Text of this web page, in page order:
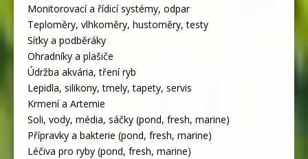
Monitorovací a řídicí systémy, odpar
Teploměry, vlhkoměry, hustoměry, testy
Síťky a podběráky
Ohradníky a plašiče
Údržba akvária, tření ryb
Lepidla, silikony, tmely, tapety, servis
Krmení a Artemie
Soli, vody, média, sáčky (pond, fresh, marine)
Přípravky a bakterie (pond, fresh, marine)
Léčiva pro ryby (pond, fresh, marine)